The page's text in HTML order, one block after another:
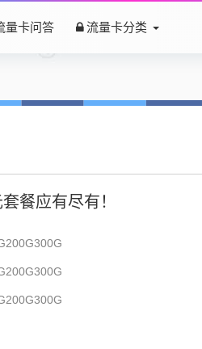
量卡问答 流量卡分类
餐应有尽有！